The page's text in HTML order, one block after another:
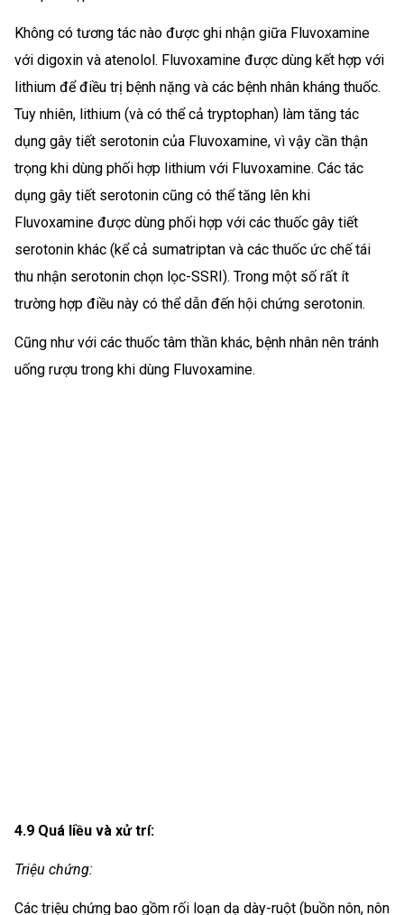
Không có tương tác nào được ghi nhận giữa Fluvoxamine
với digoxin và atenolol. Fluvoxamine được dùng kết hợp với
lithium để điều trị bệnh nặng và các bệnh nhân kháng thuốc.
Tuy nhiên, lithium (và có thể cả tryptophan) làm tăng tác
dụng gây tiết serotonin của Fluvoxamine, vì vậy cần thận
trọng khi dùng phối hợp lithium với Fluvoxamine. Các tác
dụng gây tiết serotonin cũng có thể tăng lên khi
Fluvoxamine được dùng phối hợp với các thuốc gây tiết
serotonin khác (kể cả sumatriptan và các thuốc ức chế tái
thu nhận serotonin chọn lọc-SSRI). Trong một số rất ít
trường hợp điều này có thể dẫn đến hội chứng serotonin.
Cũng như với các thuốc tâm thần khác, bệnh nhân nên tránh
uống rượu trong khi dùng Fluvoxamine.
4.9 Quá liều và xử trí:
Triệu chứng:
Các triệu chứng bao gồm rối loạn dạ dày-ruột (buồn nôn, nôn